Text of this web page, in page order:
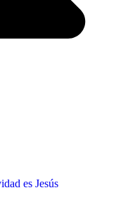
es Jesús